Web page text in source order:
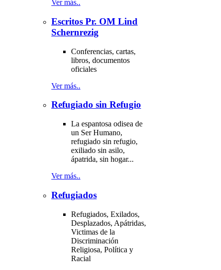
Ver más..
Escritos Pr. OM Lind
Schernrezig
Conferencias, cartas,
libros, documentos
oficiales
Ver más..
Refugiado sin Refugio
La espantosa odisea de
un Ser Humano,
refugiado sin refugio,
exiliado sin asilo,
ápatrida, sin hogar...
Ver más..
Refugiados
Refugiados, Exilados,
Desplazados, Apátridas,
Victimas de la
Discriminación
Religiosa, Política y
Racial